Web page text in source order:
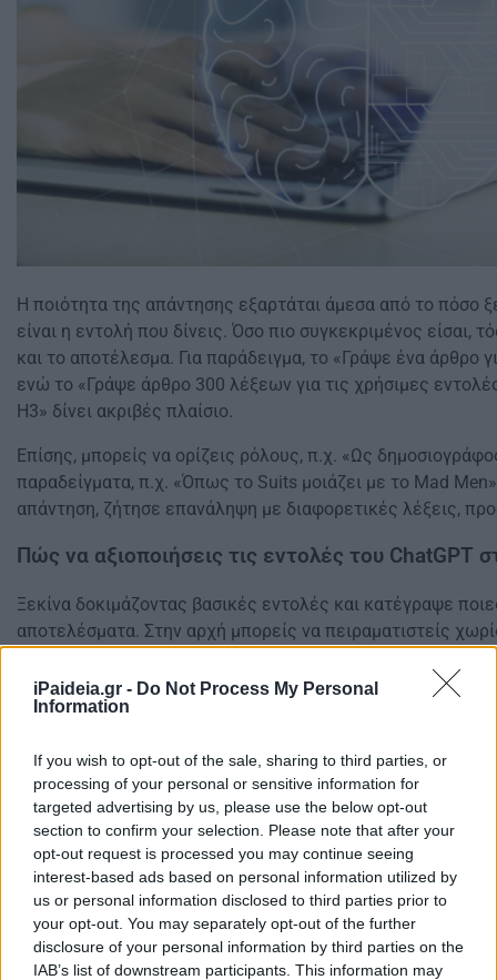
iPaideia.gr - Do Not Process My Personal
Information
If you wish to opt-out of the sale, sharing to third parties, or
processing of your personal or sensitive information for
targeted advertising by us, please use the below opt-out
section to confirm your selection. Please note that after your
opt-out request is processed you may continue seeing
interest-based ads based on personal information utilized by
us or personal information disclosed to third parties prior to
your opt-out. You may separately opt-out of the further
disclosure of your personal information by third parties on the
IAB’s list of downstream participants. This information may
Η ποιότητα της απάντησης εξαρτάται άμεσα από το πόσο
είναι η εντολή που δίνεις. Όσο πιο συγκεκριμένος είσαι,
και το αποτέλεσμα. Για παράδειγμα, το «Γράψε ένα άρθρο
ενώ το «Γράψε άρθρο 300 λέξεων για τις χρήσιμες
H3» δίνει ακριβές πλαίσιο.
Επίσης, μπορείς να ορίζεις ρόλους, π.χ. «Ως
παραδείγματα, π.χ. «Όπως το Suits μοιάζει με το Mad
απάντηση, ζήτησε επανάληψη με διαφορετικές λέξεις,
Πώς να αξιοποιήσεις τις εντολές του ChatGPT
Ξεκίνα δοκιμάζοντας βασικές εντολές και κατέγραψε
αποτελέσματα. Στην αρχή μπορείς να πειραματιστείς
δομείς πιο στοχευμένα prompts με σαφές ύφος,
προσδιορισμένο κοινό.
Χρήσιμες λέξεις-κλειδιά σε prompts είναι: «γράψε»,
«οργάνωσε», «δώσε παράδειγμα», «κάν’ το πιο…». Η
βοηθάει το ChatGPT να σε «καταλάβει» καλύτερα,
πραγματικά μπορείς να χρησιμοποιήσεις άμεσα.
Δείτε ακόμηDeepSeek: Σε ποιούς τομείς ξεπερνά το